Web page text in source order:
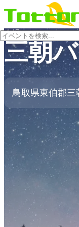
会場
三朝
鳥取県東伯郡三